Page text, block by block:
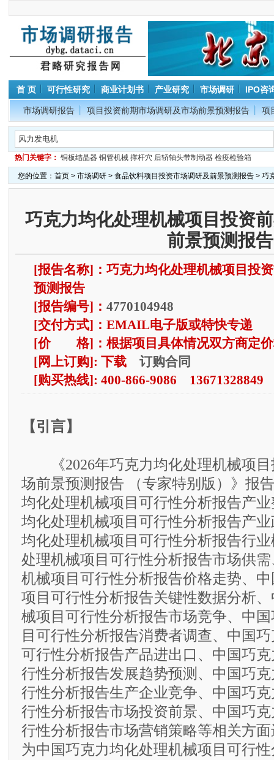
首 页 可行性研究 商业计划书 产业研究 市场调研 IPO咨
市场调研报告 项目投资前期市场调研及市场前景预测报告 项
热门关键字： 铜板结晶器 铜管机械 撑杆穴 后轿轴头带制动器 检疫检验箱
您的位置： 首页> 市场调研> 食品饮料项目投资市场调研及前景预测报告> 巧
巧克力均化处理机械项目投资
前景预测报告
[报告名称]：巧克力均化处理机械项目投
预测报告
[报告编号]： 4770104948
[交付方式]：EMAIL电子版或特快专递
[价 格]：根据项目具体情况双方商定
[网上订购]: 下载 订购合同
[购买热线]: 400-866-9086 13671328849
【引言】
《2026年巧克力均化处理机械项目
场前景预测报告 （专家特别版）》报
均化处理机械项目可行性分析报告产
均化处理机械项目可行性分析报告产
均化处理机械项目可行性分析报告行
处理机械项目可行性分析报告市场供
机械项目可行性分析报告价格走势、
项目可行性分析报告关键性数据分析
械项目可行性分析报告市场竞争、中
目可行性分析报告消费者调查、中国
可行性分析报告产品进出口、中国巧
行性分析报告发展趋势预测、中国巧
行性分析报告生产企业竞争、中国巧
行性分析报告市场投资前景、中国巧
行性分析报告市场营销策略等相关方
为中国巧克力均化处理机械项目可行